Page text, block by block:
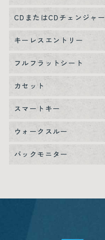
CDまたはCDチェンジャー
キーレスエントリー
フルフラットシート
カセット
スマートキー
ウォークスルー
バックモニター